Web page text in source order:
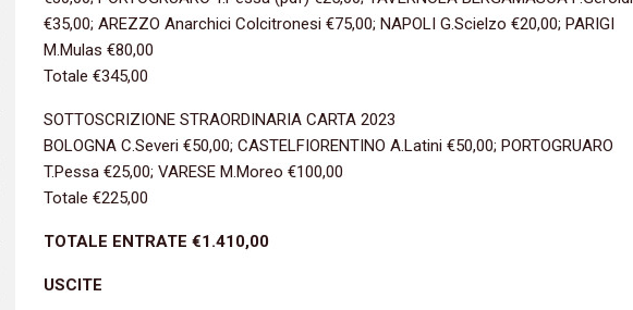
€35,00; AREZZO Anarchici Colcitronesi €75,00; NAPOLI G.Scielzo €20,00; PARIGI
M.Mulas €80,00
Totale €345,00
SOTTOSCRIZIONE STRAORDINARIA CARTA 2023
BOLOGNA C.Severi €50,00; CASTELFIORENTINO A.Latini €50,00; PORTOGRUARO
T.Pessa €25,00; VARESE M.Moreo €100,00
Totale €225,00
TOTALE ENTRATE €1.410,00
USCITE